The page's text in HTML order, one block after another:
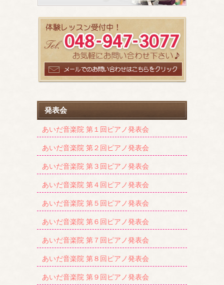
発表会
あいだ音楽院 第１回ピアノ発表会
あいだ音楽院 第２回ピアノ発表会
あいだ音楽院 第３回ピアノ発表会
あいだ音楽院 第４回ピアノ発表会
あいだ音楽院 第５回ピアノ発表会
あいだ音楽院 第６回ピアノ発表会
あいだ音楽院 第７回ピアノ発表会
あいだ音楽院 第８回ピアノ発表会
あいだ音楽院 第９回ピアノ発表会